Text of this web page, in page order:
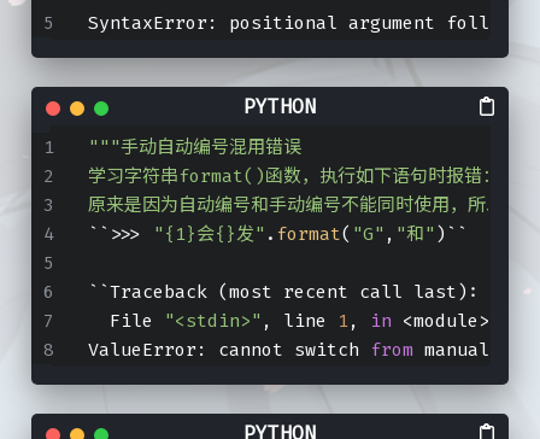
经济管理
大学
文学
音乐
表演
说说
赞赏
登录
SyntaxError: positional argument follows
"""手动自动编号混用错误
学习字符串format()函数，执行如下语句时报错
原来是因为自动编号和手动编号不能同时使用，所以
``>>>
"{1}会{}发" . format( "G" , "和" )``
``Traceback (most recent call last):
  File
"<stdin>" , line 1, in <module>
ValueError: cannot switch from manual